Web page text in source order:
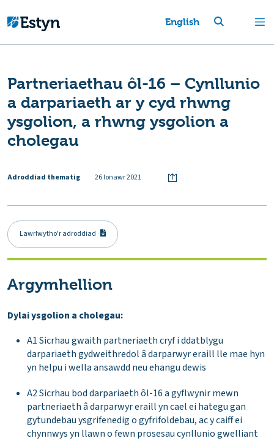
English
Partneriaethau ôl-16 – Cynllunio
a darpariaeth ar y cyd rhwng
ysgolion, a rhwng ysgolion a
cholegau
Adroddiad thematig 26 Ionawr 2021
Lawrlwytho'r adroddiad
Argymhellion
Dylai ysgolion a cholegau:
A1 Sicrhau gwaith partneriaeth cryf i ddatblygu
darpariaeth gydweithredol â darparwyr eraill lle mae hyn
yn helpu i wella ansawdd neu ehangu dewis
A2 Sicrhau bod darpariaeth ôl-16 a gyflwynir mewn
partneriaeth â darparwyr eraill yn cael ei hategu gan
gytundebau ysgrifenedig o gyfrifoldebau, ac y caiff ei
chynnwys yn llawn o fewn prosesau cynllunio gwelliant